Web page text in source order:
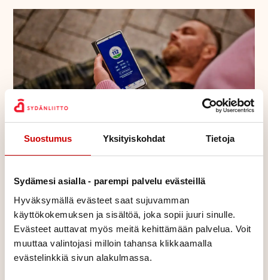
Suostumus Yksityiskohdat Tietoja
Sydämesi asialla - parempi palvelu evästeillä
Hyväksymällä evästeet saat sujuvamman
käyttökokemuksen ja sisältöä, joka sopii juuri sinulle.
Evästeet auttavat myös meitä kehittämään palvelua. Voit
muuttaa valintojasi milloin tahansa klikkaamalla
evästelinkkiä sivun alakulmassa.
Kaipaatko materiaalia
elvytysopetukseen?
Auttamista elvytystilanteessa voi harjoitella jo
varhaiskasvatuksesta alkaen. Mitä aikaisemmin opetus
aloitetaan, sen varmempaa ja rohkeampaa auttaminen on.
Poimi vinkit tuntisuunnitteluun eri ikätasojen mukaiseen